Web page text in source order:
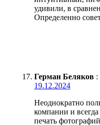
удивили, в
Определенно
Герман Беляков :
19.12.2024
Неоднократно
компании и всегда
печать